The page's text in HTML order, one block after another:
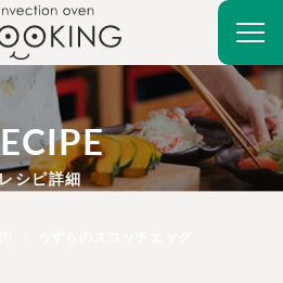
シピ詳細